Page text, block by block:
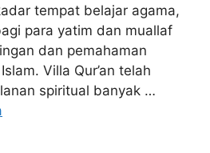
tempat belajar agama,
para yatim dan muallaf
dan pemahaman
Villa Qur’an telah
spiritual banyak …